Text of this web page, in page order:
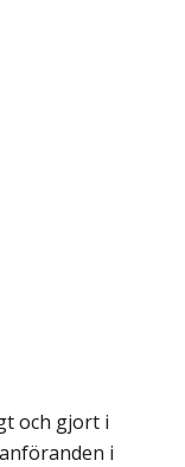
och gjort i
i